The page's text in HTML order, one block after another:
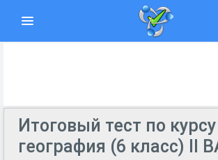
Итоговый тест по курсу
география (6 класс) II